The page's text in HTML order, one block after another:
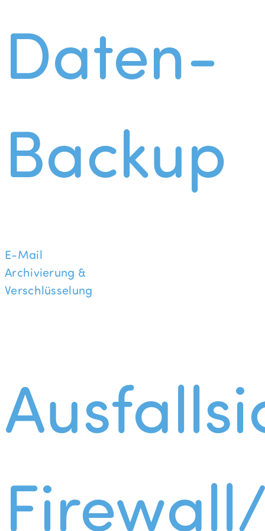
Daten-
Backup
E-Mail
Archivierung &
Verschlüsselung